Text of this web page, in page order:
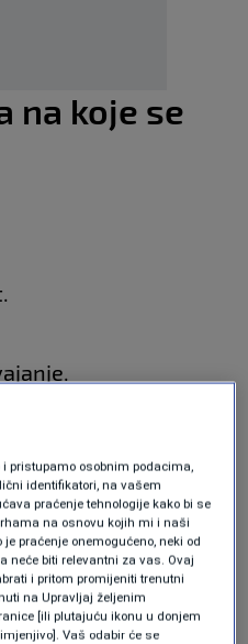
na koje se
neovisnost.
pristupamo osobnim podacima,
identifikatori, na vašem
praćenje tehnologije kako bi se
na osnovu kojih mi i naši
praćenje onemogućeno, neki od
neće biti relevantni za vas. Ovaj
i pritom promijeniti trenutni
na Upravljaj željenim
[ili plutajuću ikonu u donjem
Vaš odabir će se